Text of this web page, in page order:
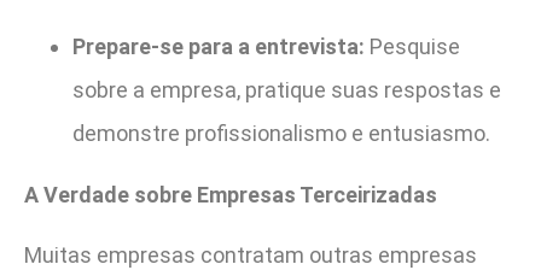
Prepare-se para a entrevista: Pesquise
sobre a empresa, pratique suas respostas e
demonstre profissionalismo e entusiasmo.
A Verdade sobre Empresas Terceirizadas
Muitas empresas contratam outras empresas